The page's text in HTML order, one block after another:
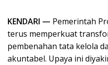
KENDARI — Pemerintah
terus memperkuat
pembenahan tata kelola
akuntabel. Upaya ini